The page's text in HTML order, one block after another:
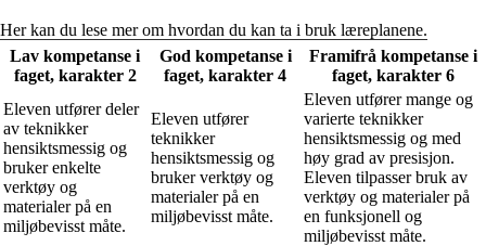
Her kan du lese mer om hvordan du kan ta i bruk læreplanene.
Lav kompetanse i
faget, karakter 2
God kompetanse i
faget, karakter 4
Framifrå kompetanse i
faget, karakter 6
Eleven utfører deler
av teknikker
hensiktsmessig og
bruker enkelte
verktøy og
materialer på en
miljøbevisst måte.
Eleven utfører
teknikker
hensiktsmessig og
bruker verktøy og
materialer på en
miljøbevisst måte.
Eleven utfører mange og
varierte teknikker
hensiktsmessig og med
høy grad av presisjon.
Eleven tilpasser bruk av
verktøy og materialer på
en funksjonell og
miljøbevisst måte.